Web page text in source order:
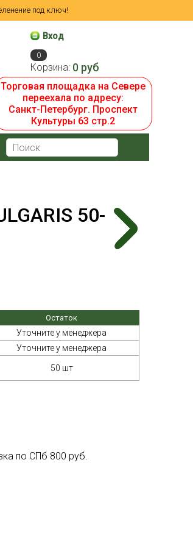
под ключ!
Вход
0
Корзина: 0 руб
Торговая площадка на Севере
переехала по адресу:
Санкт-Петербург. Проспект
Культуры 63 стр.2
50-
Остаток
Уточните у менеджера
Уточните у менеджера
50 шт
по СПб 800 руб.